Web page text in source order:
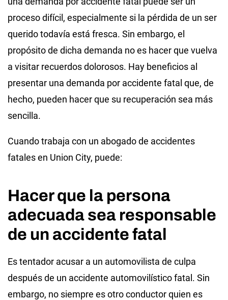
proceso difícil, especialmente si la pérdida de un ser
querido todavía está fresca. Sin embargo, el
propósito de dicha demanda no es hacer que vuelva
a visitar recuerdos dolorosos. Hay beneficios al
presentar una demanda por accidente fatal que, de
hecho, pueden hacer que su recuperación sea más
sencilla.
Cuando trabaja con un abogado de accidentes
fatales en Union City, puede:
Hacer que la persona
adecuada sea responsable
de un accidente fatal
Es tentador acusar a un automovilista de culpa
después de un accidente automovilístico fatal. Sin
embargo, no siempre es otro conductor quien es